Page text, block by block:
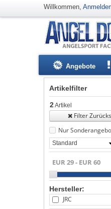
Willkommen,
Angebote
Artikelfilter
2Artikel
Filter
Nur
Standard
Hersteller:
JRC